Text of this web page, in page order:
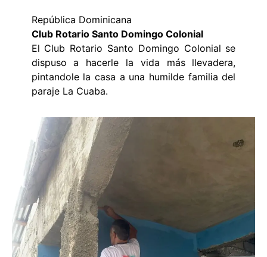
República Dominicana
Club Rotario Santo Domingo Colonial
El Club Rotario Santo Domingo Colonial se
dispuso a hacerle la vida más llevadera,
pintandole la casa a una humilde familia del
paraje La Cuaba.